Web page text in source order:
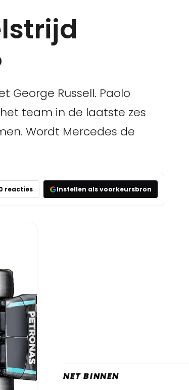
George Russell. Paolo
team in de laatste zes
Wordt Mercedes de
reacties Instellen als voorkeursbron
NET BINNEN